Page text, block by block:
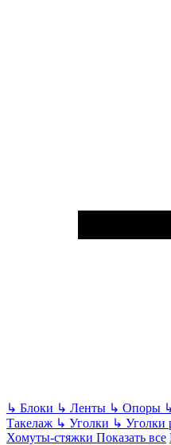
↳ Блоки ↳ Ленты ↳ Опоры
Такелаж ↳ Уголки ↳ Уголки
Хомуты-стяжки Показать все